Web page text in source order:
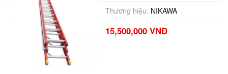
Thương hiệu: NIKAWA
15,500,000 VNĐ